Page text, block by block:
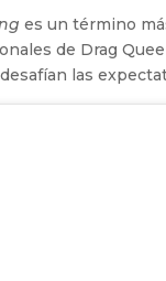
es un término
de Drag
las